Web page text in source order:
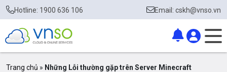
Hotline: 1900 636 106 Email: cskh@vnso.vn
Trang chủ » Những Lỗi thường gặp trên Server Minecraft